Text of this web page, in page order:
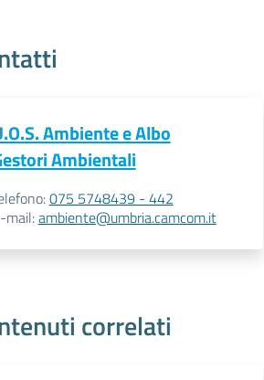
Ambiente e Albo
Ambientali
:075 5748439 - 442
mail:ambiente@umbria.camcom.it
correlati